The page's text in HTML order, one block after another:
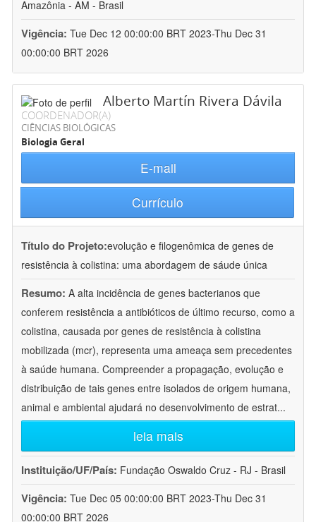
Amazônia - AM - Brasil
Vigência: Tue Dec 12 00:00:00 BRT 2023-Thu Dec 31
00:00:00 BRT 2026
Alberto Martín Rivera Dávila
COORDENADOR(A)
CIÊNCIAS BIOLÓGICAS
Biologia Geral
E-mail
Currículo
Título do Projeto:evolução e filogenômica de genes de
resistência à colistina: uma abordagem de sáude única
Resumo: A alta incidência de genes bacterianos que
conferem resistência a antibióticos de último recurso, como a
colistina, causada por genes de resistência à colistina
mobilizada (mcr), representa uma ameaça sem precedentes
à saúde humana. Compreender a propagação, evolução e
distribuição de tais genes entre isolados de origem humana,
animal e ambiental ajudará no desenvolvimento de estrat...
leia mais
Instituição/UF/País: Fundação Oswaldo Cruz - RJ - Brasil
Vigência: Tue Dec 05 00:00:00 BRT 2023-Thu Dec 31
00:00:00 BRT 2026